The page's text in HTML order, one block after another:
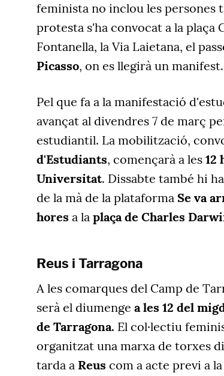
feminista no inclou les persones
protesta s'ha convocat a la plaça
Fontanella, la Via Laietana, el
Picasso, on es llegirà un manifest.
Pel que fa a la manifestació
avançat al divendres 7 de març
estudiantil. La mobilització,
d'Estudiants, començarà a les 12
Universitat. Dissabte també hi
de la mà de la plataforma Se va
hores a la plaça de Charles
Reus i Tarragona
A les comarques del Camp de
serà el diumenge a les 12 del
de Tarragona. El col·lectiu
organitzat una marxa de torxes
tarda a Reus com a acte previ a